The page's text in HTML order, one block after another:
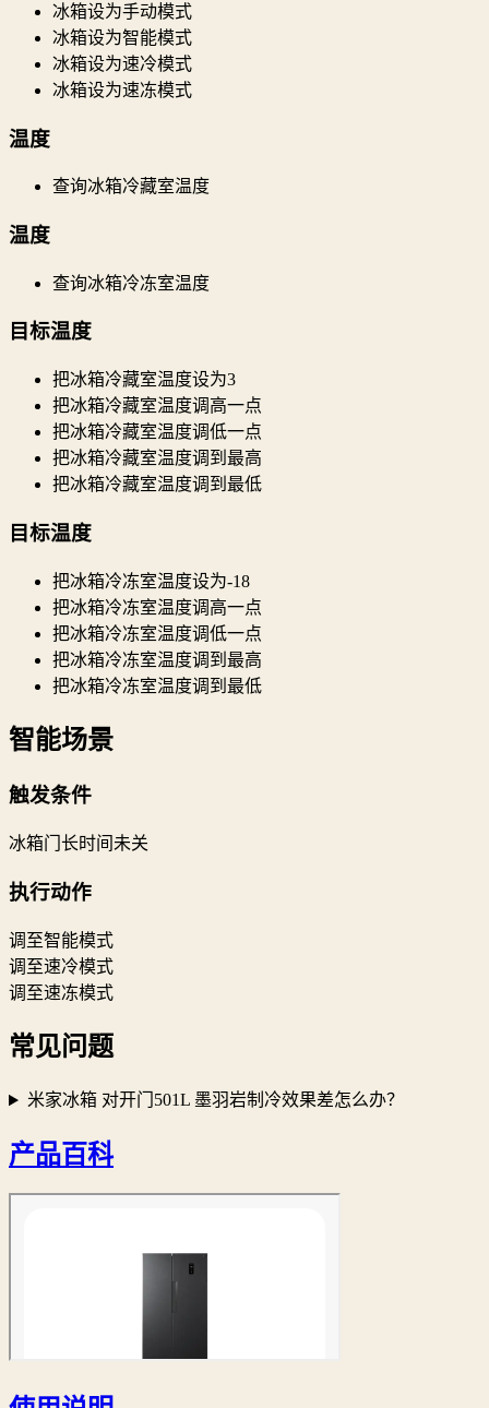
冰箱设为手动模式
冰箱设为智能模式
冰箱设为速冷模式
冰箱设为速冻模式
温度
查询冰箱冷藏室温度
温度
查询冰箱冷冻室温度
目标温度
把冰箱冷藏室温度设为3
把冰箱冷藏室温度调高一点
把冰箱冷藏室温度调低一点
把冰箱冷藏室温度调到最高
把冰箱冷藏室温度调到最低
目标温度
把冰箱冷冻室温度设为-18
把冰箱冷冻室温度调高一点
把冰箱冷冻室温度调低一点
把冰箱冷冻室温度调到最高
把冰箱冷冻室温度调到最低
智能场景
触发条件
冰箱门长时间未关
执行动作
调至智能模式
调至速冷模式
调至速冻模式
常见问题
米家冰箱 对开门501L 墨羽岩制冷效果差怎么办？
产品百科